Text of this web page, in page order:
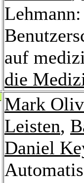
auf
die
Mark
Leisten,
Daniel